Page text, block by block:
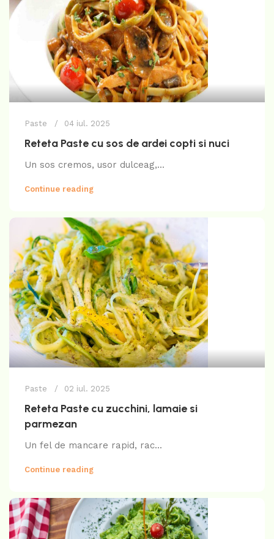
Paste 04 iul. 2025
Reteta Paste cu sos de ardei copti si nuci
Un sos cremos, usor dulceag,...
Continue reading
Paste 02 iul. 2025
Reteta Paste cu zucchini, lamaie si
parmezan
Un fel de mancare rapid, rac...
Continue reading